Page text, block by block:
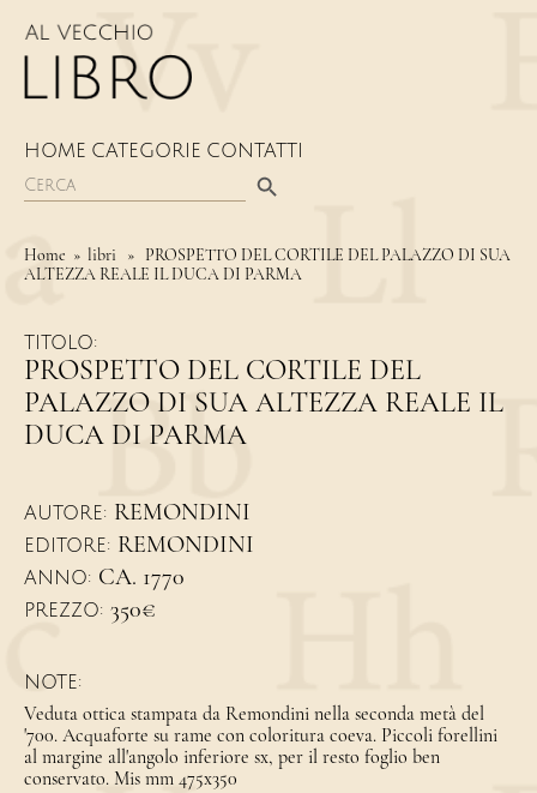
HOME CATEGORIE CONTATTI
Search
for:
Home » libri » PROSPETTO DEL CORTILE DEL PALAZZO DI SUA
ALTEZZA REALE IL DUCA DI PARMA
TITOLO:
PROSPETTO DEL CORTILE DEL
PALAZZO DI SUA ALTEZZA REALE IL
DUCA DI PARMA
AUTORE: REMONDINI
EDITORE: REMONDINI
ANNO: CA. 1770
PREZZO: 350€
NOTE:
Veduta ottica stampata da Remondini nella seconda metà del
'700. Acquaforte su rame con coloritura coeva. Piccoli forellini
al margine all'angolo inferiore sx, per il resto foglio ben
conservato. Mis mm 475x350